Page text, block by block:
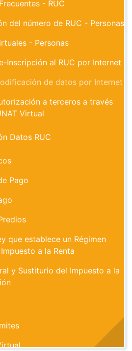
- RUC
del número de RUC - Personas
- Personas
Inscripción al RUC por Internet
de datos por Internet
a terceros a través
Virtual
Datos RUC
Pago
que establece un Régimen
a la Renta
y Sustiturio del Impuesto a la